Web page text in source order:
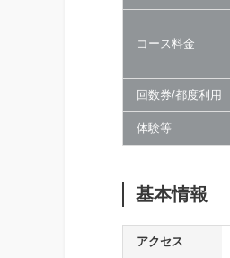
コース料金
回数券/都度利用
体験等
基本情報
アクセス